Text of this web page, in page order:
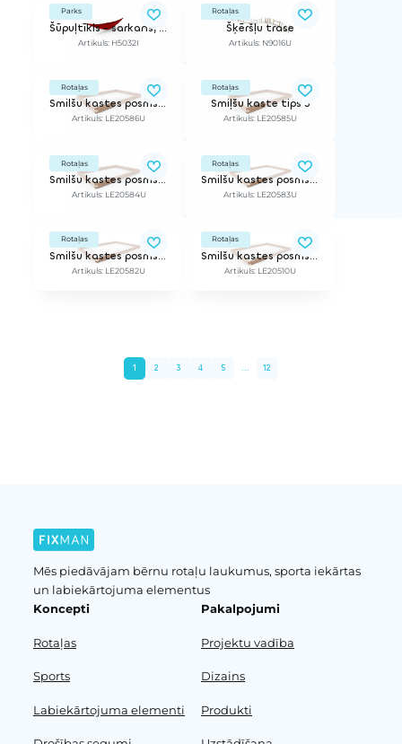
Parks
Šūpuļtīkls - sarkans, 2.9m
Artikuls: H5032I
Rotaļas
Šķēršļu trase
Artikuls: N9016U
Rotaļas
Smilšu kastes posms, tips 6 (2m)
Artikuls: LE20586U
Rotaļas
Smiļšu kaste tips 5
Artikuls: LE20585U
Rotaļas
Smilšu kastes posms, tips 4 (2m)
Artikuls: LE20584U
Rotaļas
Smilšu kastes posms, tips 3 (2m)
Artikuls: LE20583U
Rotaļas
Smilšu kastes posms, tips 2 (2m)
Artikuls: LE20582U
Rotaļas
Smilšu kastes posms, tips 1 (2m)
Artikuls: LE20510U
1 2 3 4 5 ... 12
Mēs piedāvājam bērnu rotaļu laukumus, sporta iekārtas
un labiekārtojuma elementus
Koncepti
Rotaļas
Sports
Labiekārtojuma elementi
Pakalpojumi
Projektu vadība
Dizains
Produkti